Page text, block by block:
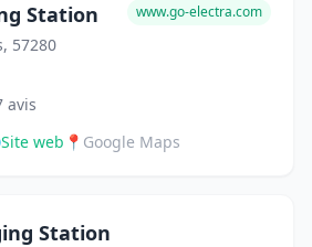
Station
57280
www.go-electra.com
avis
Site web 📍 Google Maps
Station